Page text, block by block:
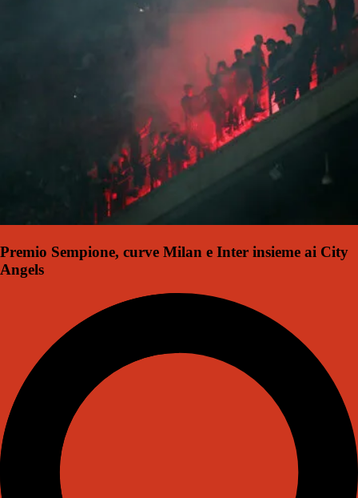
Premio Sempione, curve Milan e Inter insieme ai City
Angels